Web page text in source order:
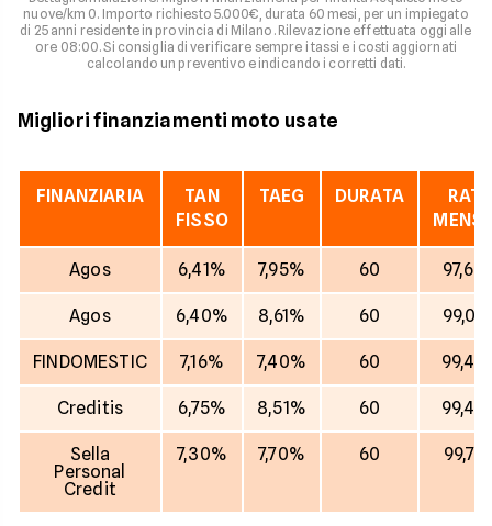
nuove/km 0. Importo richiesto 5.000€, durata 60 mesi, per un impiegato
di 25 anni residente in provincia di Milano. Rilevazione effettuata oggi alle
ore 08:00. Si consiglia di verificare sempre i tassi e i costi aggiornati
calcolando un preventivo e indicando i corretti dati.
Migliori finanziamenti moto usate
FINANZIARIA
TAN
FISSO
TAEG DURATA
RATA
Agos 6,41% 7,95% 60
Agos 6,40% 8,61% 60
FINDOMESTIC 7,16% 7,40% 60
Creditis 6,75% 8,51% 60
Sella
Personal
Credit
7,30% 7,70% 60